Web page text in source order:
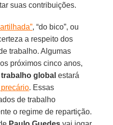
suas contribuições.
, “do bico”, ou
a respeito dos
trabalho. Algumas
próximos cinco anos,
global estará
. Essas
de trabalho
o regime de repartição.